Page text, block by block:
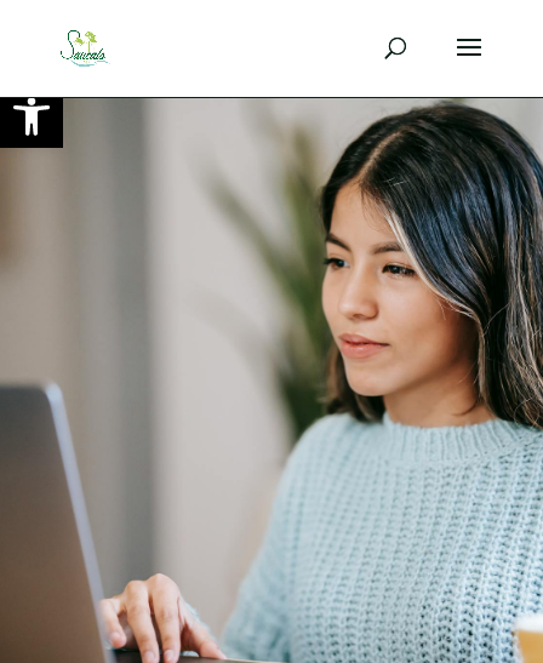
Ouvrir la barre d’outils